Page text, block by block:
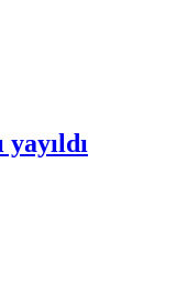
yayıldı